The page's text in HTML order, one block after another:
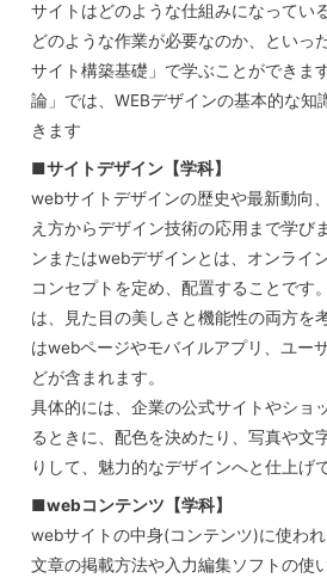
サイトはどのような仕組みになってい
どのような作業が必要なのか、といっ
サイト構築基礎」で学ぶことができま
論」では、WEBデザインの基本的な知
きます
■サイトデザイン【学科】
webサイトデザインの歴史や最新動向
え方からデザイン技術の応用まで学び
ンまたはwebデザインとは、オンライ
コンセプトを定め、配置することです
は、見た目の美しさと機能性の両方を
はwebページやモバイルアプリ、ユー
どが含まれます。
具体的には、企業の公式サイトやショ
るときに、配色を決めたり、写真や文
りして、魅力的なデザインへと仕上げ
■webコンテンツ【学科】
webサイトの中身(コンテンツ)に使われ
文章の掲載方法や入力編集ソフトの使